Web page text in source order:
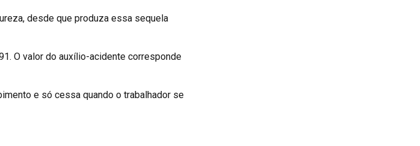
desde que produza essa sequela
O valor do auxílio-acidente corresponde
e só cessa quando o trabalhador se